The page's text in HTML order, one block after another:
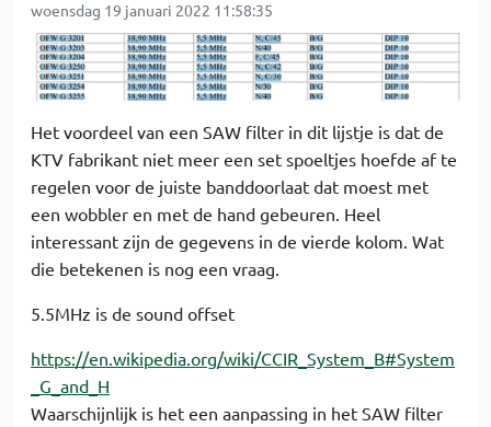
woensdag 19 januari 2022 11:58:35
Het voordeel van een SAW filter in dit lijstje is dat de
KTV fabrikant niet meer een set spoeltjes hoefde af te
regelen voor de juiste banddoorlaat dat moest met
een wobbler en met de hand gebeuren. Heel
interessant zijn de gegevens in de vierde kolom. Wat
die betekenen is nog een vraag.
5.5MHz is de sound offset
https://en.wikipedia.org/wiki/CCIR_System_B#System
_G_and_H
Waarschijnlijk is het een aanpassing in het SAW filter